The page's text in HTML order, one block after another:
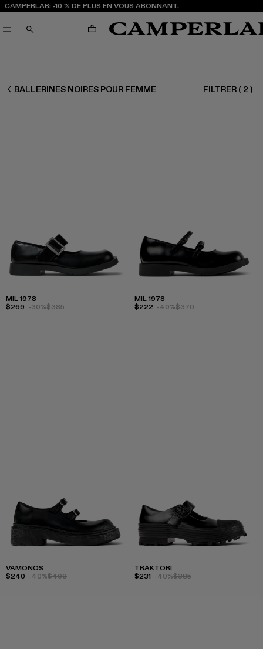
CAMPERLAB: -10 % DE PLUS EN VOUS ABONNANT.
RECHERCHE PANIER
FEMME CHAUSSURES
BALLERINES NOIRES POUR FEMME FILTRER ( 2 )
MIL 1978
$269 -30%$385
MIL 1978
$222 -40%$370
VAMONOS
$240 -40%$400
TRAKTORI
$231 -40%$385